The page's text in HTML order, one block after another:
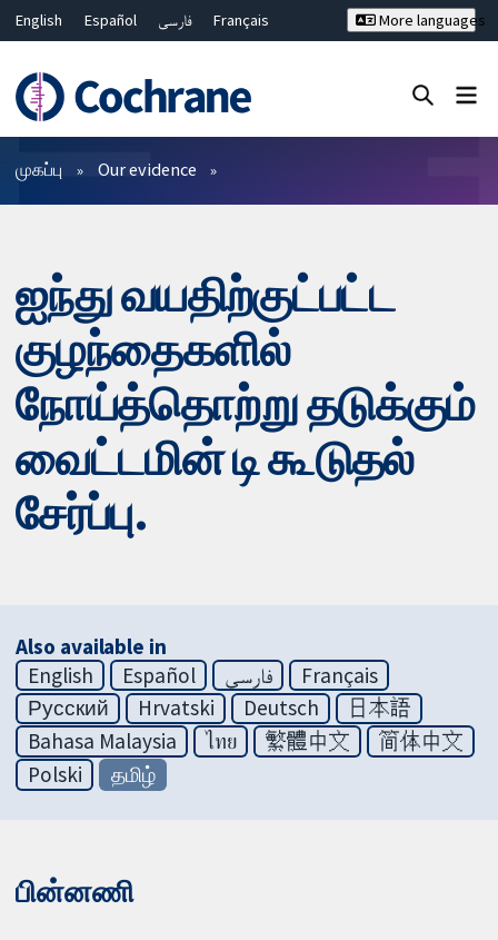
English Español فارسی
Français
Bahasa Malaysia
ไทย
繁體中文
简体中文
More languages
வடிகட்டிகள்
முகப்பு Our evidence
ஐந்து வயதிற்குட்பட்ட
குழந்தைகளில்
நோய்த்தொற்று தடுக்கும்
வைட்டமின் டி கூடுதல்
சேர்ப்பு.
Also available in
English
Español فارسی
Français
Русский
Hrvatski Deutsch
日本語
Bahasa Malaysia
ไทย 繁體中文
简体中文
Polski
தமிழ்
பின்னணி